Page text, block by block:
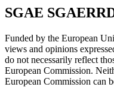
SGAE
Funded by the European
views and opinions
do not necessarily reflect
European Commission.
European Commission can